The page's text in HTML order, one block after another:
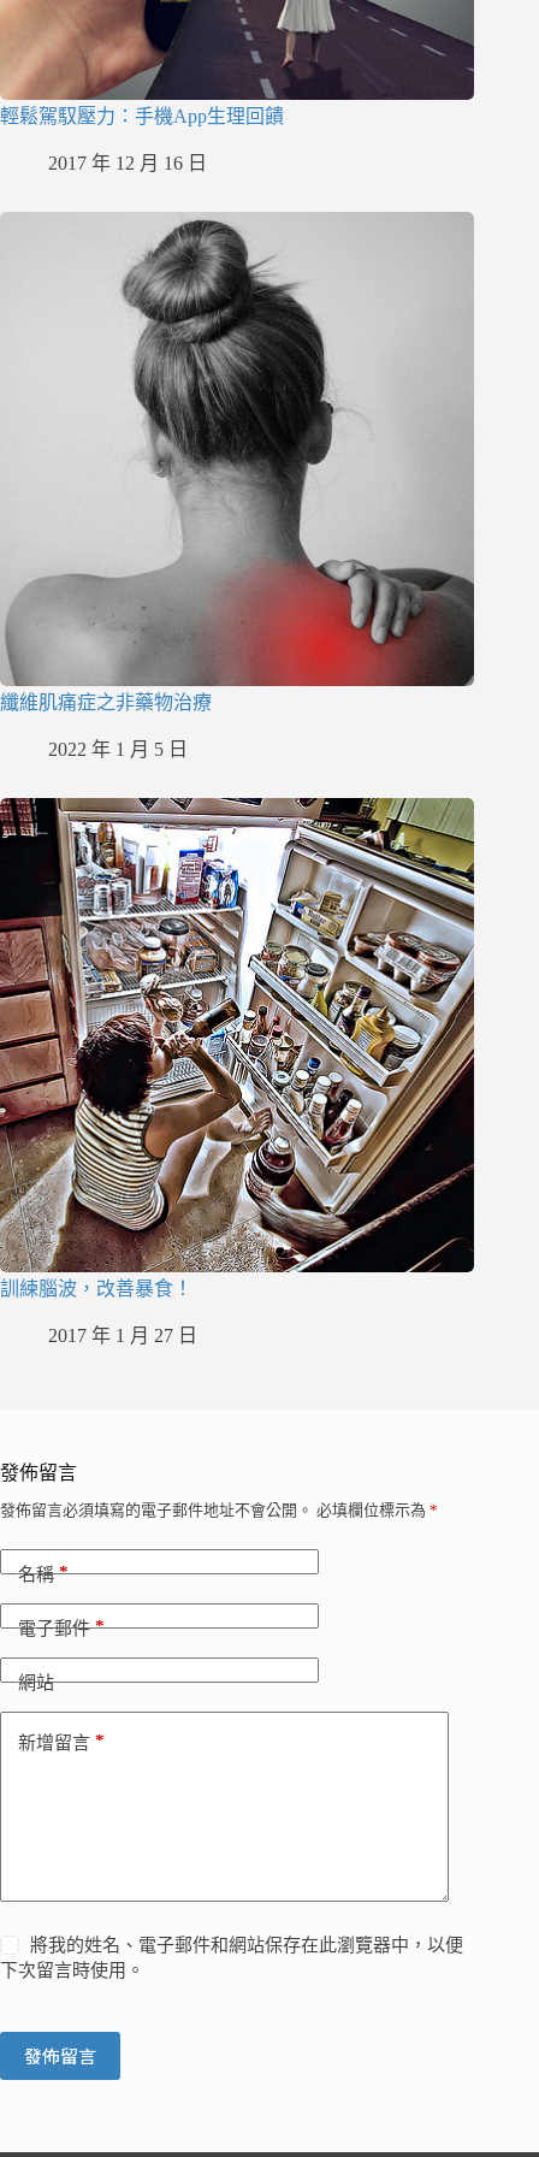
輕鬆駕馭壓力：手機App生理回饋
2017 年 12 月 16 日
纖維肌痛症之非藥物治療
2022 年 1 月 5 日
訓練腦波，改善暴食！
2017 年 1 月 27 日
發佈留言
發佈留言必須填寫的電子郵件地址不會公開。 必填欄位標示為 *
名稱*
電子郵件*
網站
新增留言 *
將我的姓名、電子郵件和網站保存在此瀏覽器中，以便
下次留言時使用。
發佈留言